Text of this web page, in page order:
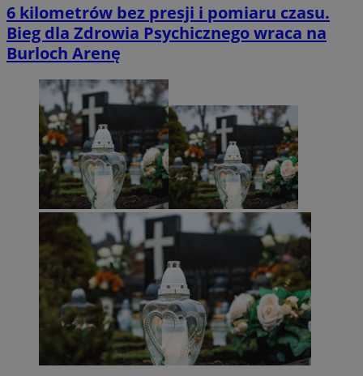
6 kilometrów bez presji i pomiaru czasu.
Bieg dla Zdrowia Psychicznego wraca na
Burloch Arenę